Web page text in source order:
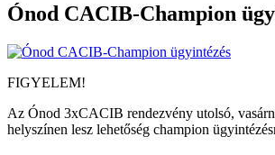
Ónod CACIB-Champion
FIGYELEM!
Az Ónod 3xCACIB rendezvény utolsó,
helyszínen lesz lehetőség champion